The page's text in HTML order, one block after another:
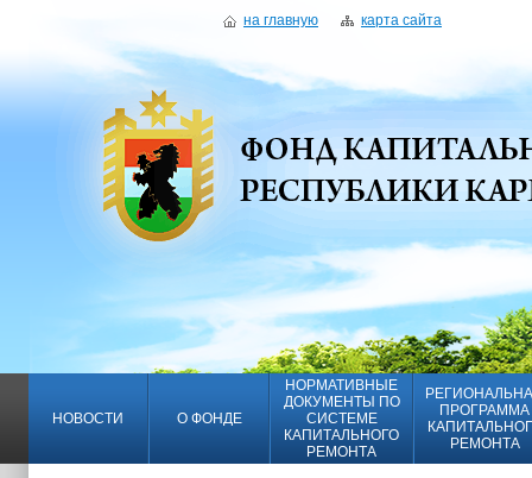
на главную карта сайта
НОВОСТИ О ФОНДЕ
НОРМАТИВНЫЕ
ДОКУМЕНТЫ ПО
СИСТЕМЕ
КАПИТАЛЬНОГО
РЕМОНТА
ПРОГРАММА
РЕМОНТА